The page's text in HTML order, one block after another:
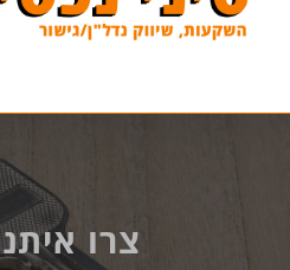
צרו